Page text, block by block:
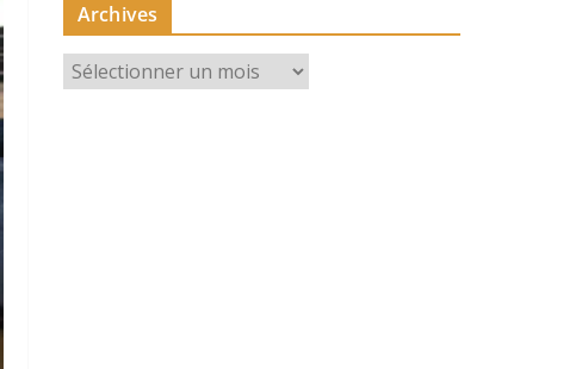
Archives